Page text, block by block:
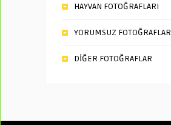
HAYVAN FOTOĞRAFLARI
YORUMSUZ FOTOĞRAFLAR
DİĞER FOTOĞRAFLAR